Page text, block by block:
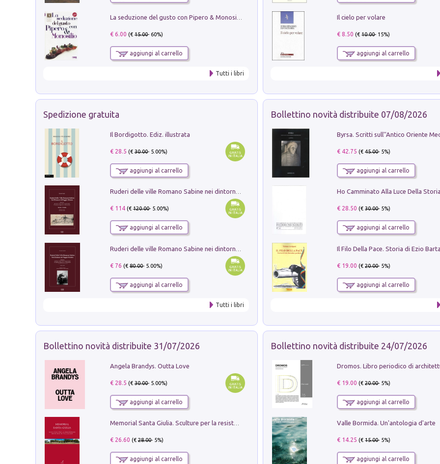
€ 6.00 (€15.00- 60%)
aggiungi al carrello
Tutti i libri
Il cielo per volare
€ 8.50 (€10.00- 15%)
aggiungi al carrello
Spedizione gratuita
Il Bordigotto. Ediz. illustrata
€ 28.5 (€30.00- 5.00%)
aggiungi al carrello
Ruderi delle ville Romano Sabine nei dintorni di Poggio Mirteto. Illustrati dal dott.re prof.re cav.re Ercole Nardi regio ispettore degli scavi e monumenti. Anno 1885. Tavole e studio. Con 25 tavole fuori testo in cartella editoriale
€ 114(€120.00- 5.00%)
aggiungi al carrello
€ 76 (€80.00- 5.00%)
aggiungi al carrello
Tutti i libri
Bollettino novità distribuite 07/08/2026
€ 42.75 (€45.00- 5%)
aggiungi al carrello
€ 28.50 (€30.00- 5%)
aggiungi al carrello
€ 19.00 (€20.00- 5%)
aggiungi al carrello
Bollettino novità distribuite 31/07/2026
Angela Brandys. Outta Love
€ 28.5 (€30.00- 5.00%)
aggiungi al carrello
Memorial Santa Giulia. Sculture per la resistenza Monchio di Palagano
€ 26.60 (€28.00- 5%)
aggiungi al carrello
Bollettino novità distribuite 24/07/2026
€ 19.00 (€20.00- 5%)
aggiungi al carrello
Valle Bormida. Un'antologia d'arte
€ 14.25 (€15.00- 5%)
aggiungi al carrello